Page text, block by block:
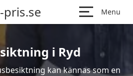
Menu
i Ryd
kan kännas som en